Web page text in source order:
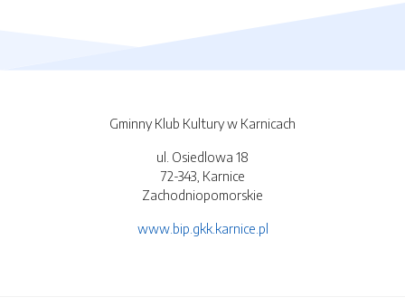
Gminny Klub Kultury w Karnicach
ul. Osiedlowa 18
72-343, Karnice
Zachodniopomorskie
www.bip.gkk.karnice.pl